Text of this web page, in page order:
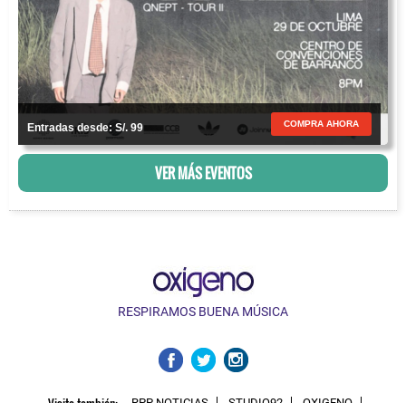
Entradas desde: S/. 99 COMPRA AHORA
VER MÁS EVENTOS
RESPIRAMOS BUENA MÚSICA